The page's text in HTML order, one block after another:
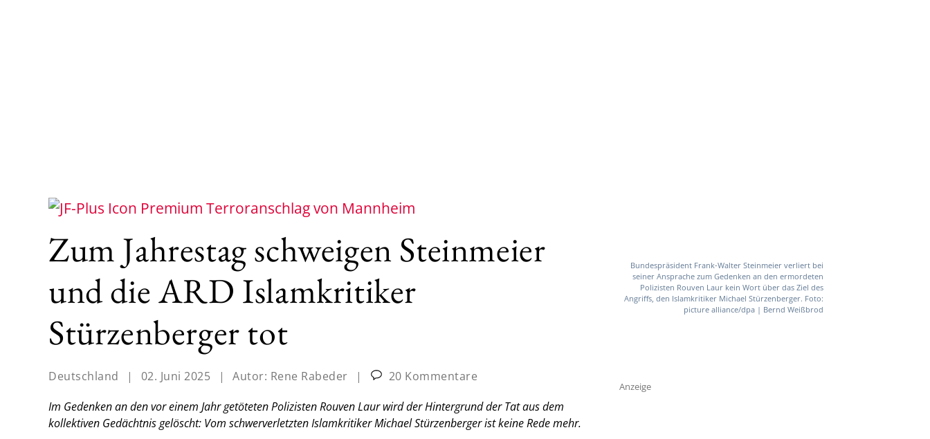
Terroranschlag von Mannheim
Zum Jahrestag schweigen Steinmeier
und die ARD Islamkritiker
Stürzenberger tot
Deutschland | 02. Juni 2025 | Autor: Rene Rabeder |
20 Kommentare
Im Gedenken an den vor einem Jahr getöteten Polizisten Rouven Laur wird der Hintergrund der Tat aus dem
kollektiven Gedächtnis gelöscht: Vom schwerverletzten Islamkritiker Michael Stürzenberger ist keine Rede mehr.
Bundespräsident Frank-Walter Steinmeier verliert bei
seiner Ansprache zum Gedenken an den ermordeten
Polizisten Rouven Laur kein Wort über das Ziel des
Angriffs, den Islamkritiker Michael Stürzenberger. Foto:
picture alliance/dpa | Bernd Weißbrod
Anzeige